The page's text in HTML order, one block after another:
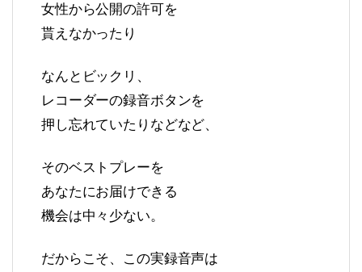
女性から公開の許可を
貰えなかったり
なんとビックリ、
レコーダーの録音ボタンを
押し忘れていたりなどなど、
そのベストプレーを
あなたにお届けできる
機会は中々少ない。
だからこそ、この実録音声は